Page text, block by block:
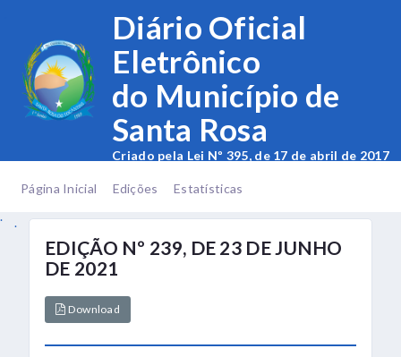
Diário Oficial
Eletrônico
do Município de
Santa Rosa
Criado pela Lei Nº 395, de 17 de abril de 2017
Página Inicial
Edições
Estatísticas
.
.
EDIÇÃO Nº 239, DE 23 DE JUNHO
DE 2021
Download